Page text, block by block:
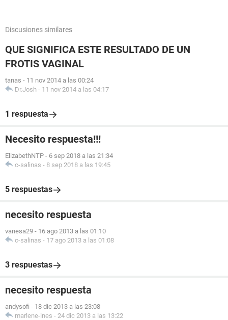
Discusiones similares
QUE SIGNIFICA ESTE RESULTADO DE UN
FROTIS VAGINAL
tanas - 11 nov 2014 a las 00:24
Dr.Josh - 11 nov 2014 a las 04:17
1 respuesta
Necesito respuesta!!!
ElizabethNTP - 6 sep 2018 a las 21:34
c-salinas - 8 sep 2018 a las 19:45
5 respuestas
necesito respuesta
vanesa29 - 16 ago 2013 a las 01:10
c-salinas - 17 ago 2013 a las 01:08
3 respuestas
necesito respuesta
andysofi - 18 dic 2013 a las 23:08
marlene-ines - 24 dic 2013 a las 13:22